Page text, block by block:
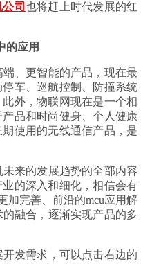
司 也将赶上时代发展的红
应用
、更智能的产品，现在最
车、巡航控制、防撞系统
外，物联网现在是一个相
品和时尚健身、个人健康
使用的无线通信产品，是
来的发展趋势的全部内容
的深入和细化，相信会有
加完善、前沿的mcu应用解
融合，逐渐实现产品的多
发需求，可以点击右边的